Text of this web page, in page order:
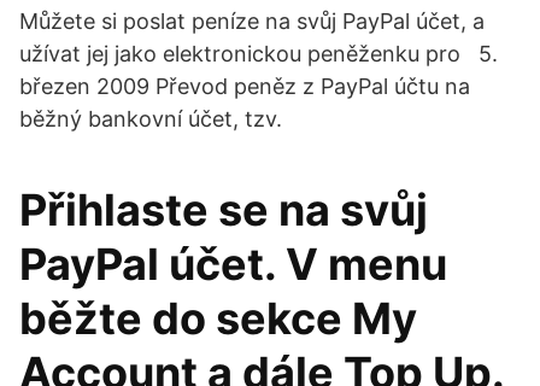
Můžete si poslat peníze na svůj PayPal účet, a
užívat jej jako elektronickou peněženku pro 5.
březen 2009 Převod peněz z PayPal účtu na
běžný bankovní účet, tzv.
Přihlaste se na svůj
PayPal účet. V menu
běžte do sekce My
Account a dále Top Up.